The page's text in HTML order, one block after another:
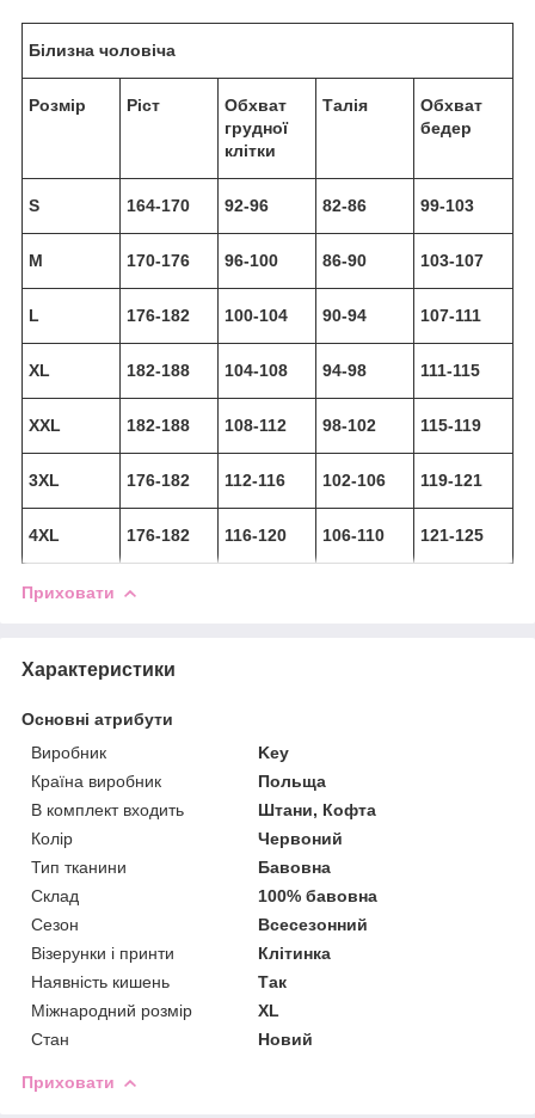
Білизна чоловіча
Розмір Ріст
Обхват
грудної
клітки
Талія
Обхват
бедер
S 164-170 92-96 82-86 99-103
M 170-176 96-100 86-90 103-107
L 176-182 100-104 90-94 107-111
XL 182-188 104-108 94-98 111-115
XXL 182-188 108-112 98-102 115-119
3XL 176-182 112-116 102-106 119-121
4XL 176-182 116-120 106-110 121-125
Приховати
Характеристики
Основні атрибути
Виробник
Key
Країна виробник
Польща
В комплект входить
Штани, Кофта
Колір
Червоний
Тип тканини
Бавовна
Склад
100% бавовна
Сезон
Всесезонний
Візерунки і принти
Клітинка
Наявність кишень
Так
Міжнародний розмір
XL
Стан
Новий
Приховати